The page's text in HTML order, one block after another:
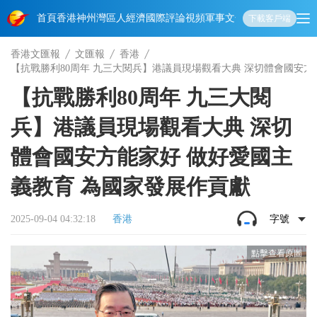
首頁香港神州 灣區人經濟國際評論視頻軍事文化 娛樂生活教育體
下載客戶端
香港文匯報 文匯報
香港
【抗戰勝利80周年 九三大閱兵】港議員現場觀看大典 深切體會國安
【抗戰勝利80周年 九三大閱
兵】港議員現場觀看大典 深切
體會國安方能家好 做好愛國主
義教育 為國家發展作貢獻
2025-09-04 04:32:18 香港 字號